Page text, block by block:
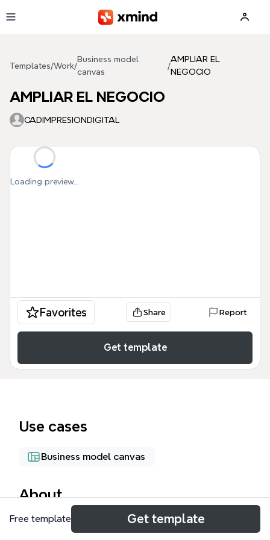
Templates/Work/
Business model
canvas
/
AMPLIAR EL
NEGOCIO
AMPLIAR EL NEGOCIO
CADIMPRESIONDIGITAL
Loading preview...
Favorites Share Report
Get template
Use cases
Business model canvas
About
Este mapa mental 'AMPLIAR EL NEGOCIO' es una
Free template Get template